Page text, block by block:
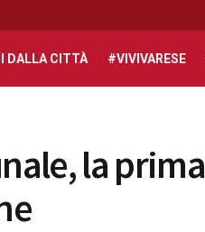
DALLA CITTÀ #VIVIVARESE
la prima